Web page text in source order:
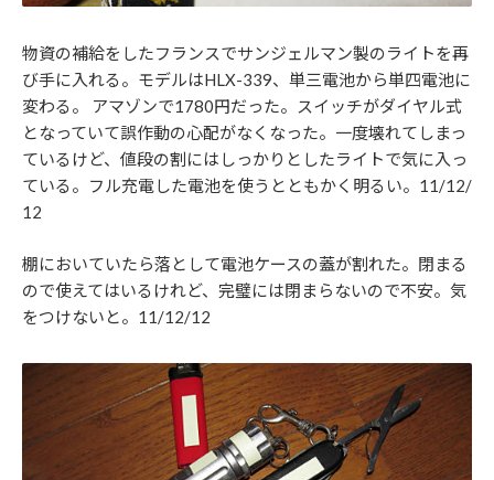
物資の補給をしたフランスでサンジェルマン製のライトを再
び手に入れる。モデルはHLX-339、単三電池から単四電池に
変わる。 アマゾンで1780円だった。スイッチがダイヤル式
となっていて誤作動の心配がなくなった。一度壊れてしまっ
ているけど、値段の割にはしっかりとしたライトで気に入っ
ている。フル充電した電池を使うとともかく明るい。11/12/
12
棚においていたら落として電池ケースの蓋が割れた。閉まる
ので使えてはいるけれど、完璧には閉まらないので不安。気
をつけないと。11/12/12